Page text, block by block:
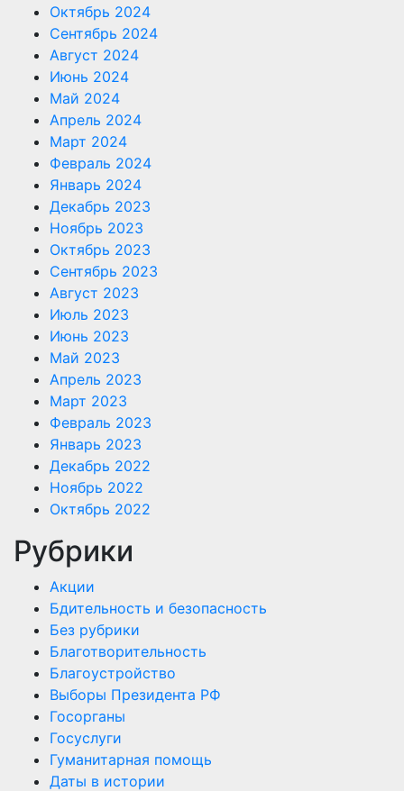
Октябрь 2024
Сентябрь 2024
Август 2024
Июнь 2024
Май 2024
Апрель 2024
Март 2024
Февраль 2024
Январь 2024
Декабрь 2023
Ноябрь 2023
Октябрь 2023
Сентябрь 2023
Август 2023
Июль 2023
Июнь 2023
Май 2023
Апрель 2023
Март 2023
Февраль 2023
Январь 2023
Декабрь 2022
Ноябрь 2022
Октябрь 2022
Рубрики
Акции
Бдительность и безопасность
Без рубрики
Благотворительность
Благоустройство
Выборы Президента РФ
Госорганы
Госуслуги
Гуманитарная помощь
Даты в истории